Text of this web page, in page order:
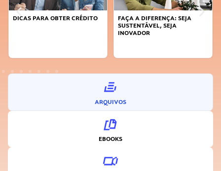
DICAS PARA OBTER CRÉDITO
FAÇA A DIFERENÇA: SEJA
SUSTENTÁVEL, SEJA
INOVADOR
ARQUIVOS
EBOOKS